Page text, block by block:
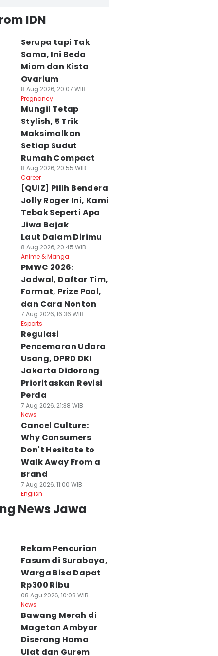
IDN
Serupa tapi Tak
Sama, Ini Beda
Miom dan Kista
Ovarium
8 Aug 2026, 20:07 WIB
Pregnancy
Mungil Tetap
Stylish, 5 Trik
Maksimalkan
Setiap Sudut
Rumah Compact
8 Aug 2026, 20:55 WIB
Career
[QUIZ] Pilih Bendera
Jolly Roger Ini, Kami
Tebak Seperti Apa
Jiwa Bajak
Laut Dalam Dirimu
8 Aug 2026, 20:45 WIB
Anime & Manga
PMWC 2026:
Jadwal, Daftar Tim,
Format, Prize Pool,
dan Cara Nonton
7 Aug 2026, 16:36 WIB
Esports
Regulasi
Pencemaran Udara
Usang, DPRD DKI
Jakarta Didorong
Prioritaskan Revisi
Perda
7 Aug 2026, 21:38 WIB
News
Cancel Culture:
Why Consumers
Don't Hesitate to
Walk Away From a
Brand
7 Aug 2026, 11:00 WIB
English
News Jawa
Rekam Pencurian
Fasum di Surabaya,
Warga Bisa Dapat
Rp300 Ribu
08 Agu 2026, 10:08 WIB
News
Bawang Merah di
Magetan Ambyar
Diserang Hama
Ulat dan Gurem